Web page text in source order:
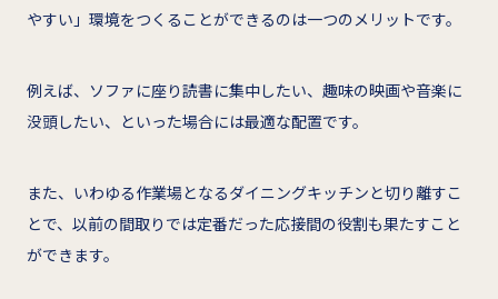
やすい」環境をつくることができるのは一つのメリットです。
例えば、ソファに座り読書に集中したい、趣味の映画や音楽に
没頭したい、といった場合には最適な配置です。
また、いわゆる作業場となるダイニングキッチンと切り離すこ
とで、以前の間取りでは定番だった応接間の役割も果たすこと
ができます。